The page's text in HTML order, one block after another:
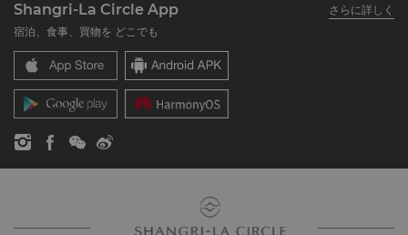
よくあるお問合せや質問
SLCに関するお問い合わせ
シャングリ・ラ ブランド
シャングリ・ラ センター
レジデンス
お問い合わせ
採用情報
企業の社会的責任
ニュース
Shangri-La Circle App
さらに詳しく
宿泊、食事、買物を どこでも